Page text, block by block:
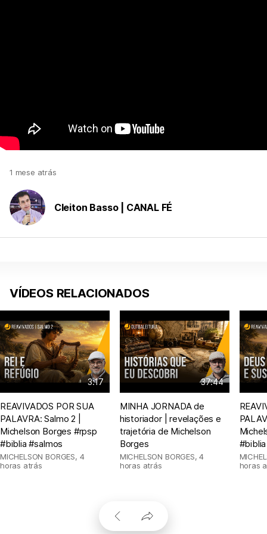
1 mese atrás
Cleiton Basso | CANAL FÉ
VÍDEOS RELACIONADOS
3:17
REAVIVADOS POR SUA
PALAVRA: Salmo 2 |
Michelson Borges #rpsp
#biblia #salmos
MICHELSON BORGES, 4
horas atrás
37:44
MINHA JORNADA de
historiador | revelações e
trajetória de Michelson
Borges
MICHELSON BORGES,4
horas atrás
horas